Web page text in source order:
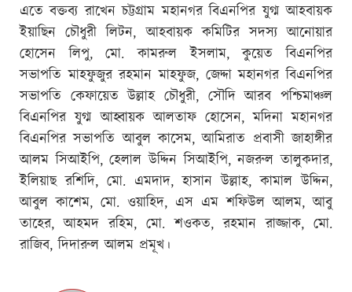
এতে বক্তব্য রাখেন চট্টগ্রাম মহানগর বিএনপির যুগ্ম আহবায়ক
ইয়াছিন চৌধুরী লিটন, আহবায়ক কমিটির সদস্য আনোয়ার
হোসেন লিপু, মো. কামরুল ইসলাম, কুয়েত বিএনপির
সভাপতি মাহফুজুর রহমান মাহফুজ, জেদ্দা মহানগর বিএনপির
সভাপতি কেফায়েত উল্লাহ চৌধুরী, সৌদি আরব পশ্চিমাঞ্চল
বিএনপির যুগ্ম আহ্বায়ক আলতাফ হোসেন, মদিনা মহানগর
বিএনপির সভাপতি আবুল কাসেম, আমিরাত প্রবাসী জাহাঙ্গীর
আলম সিআইপি, হেলাল উদ্দিন সিআইপি, নজরুল তালুকদার,
ইলিয়াছ রশিদি, মো. এমদাদ, হাসান উল্লাহ, কামাল উদ্দিন,
আবুল কাশেম, মো. ওয়াহিদ, এস এম শফিউল আলম, আবু
তাহের, আহমদ রহিম, মো. শওকত, রহমান রাজ্জাক, মো.
রাজিব, দিদারুল আলম প্রমূখ।